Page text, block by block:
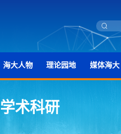
海大人物 理论园地 媒体海大
学术科研